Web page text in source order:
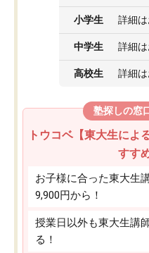
小学生 詳細
中学生 詳細
高校生 詳細
塾探しの窓
トウコベ【東大生によ
すす
お子様に合った東大生
9,900円から！
授業日以外も東大生講
る！